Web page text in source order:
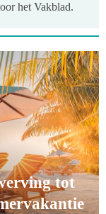
het Vakblad.
tot